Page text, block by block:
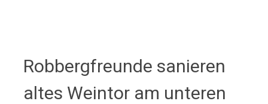
Robbergfreunde sanieren
altes Weintor am unteren